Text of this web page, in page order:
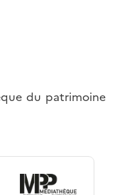
du patrimoine